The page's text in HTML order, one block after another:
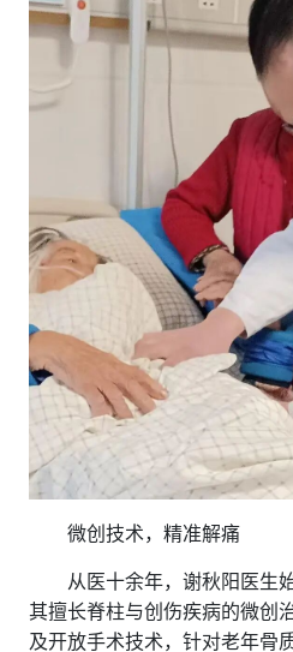
微创技术，精准解痛
从医十余年，谢秋阳医生
其擅长脊柱与创伤疾病的微创
及开放手术技术，针对老年骨